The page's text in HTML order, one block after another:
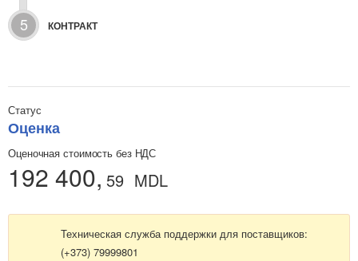
5 КОНТРАКТ
Статус
Оценка
Оценочная стоимость без НДС
192 400, 59 MDL
Техническая служба поддержки для поставщиков:
(+373) 79999801